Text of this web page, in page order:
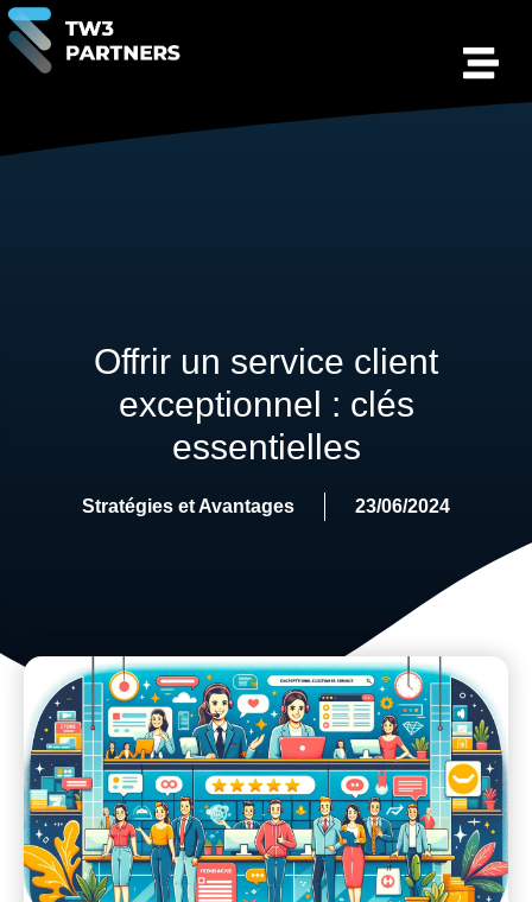
Offrir un service client
exceptionnel : clés
essentielles
Stratégies et Avantages 23/06/2024